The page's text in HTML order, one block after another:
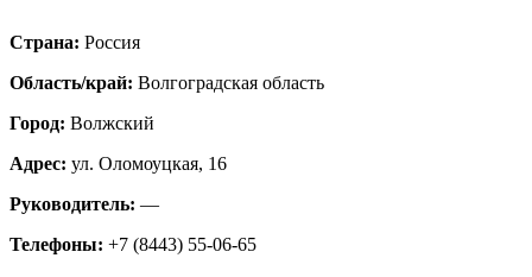
Страна: Россия
Область/край: Волгоградская область
Город: Волжский
Адрес: ул. Оломоуцкая, 16
Руководитель: —
Телефоны: +7 (8443) 55-06-65